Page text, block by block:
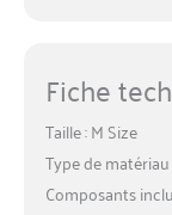
Fiche
Taille : M Size
Type de
Composants